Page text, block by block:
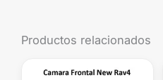
Productos relacionados